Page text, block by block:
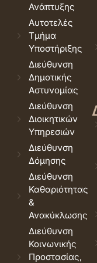
Ανάπτυξης
Αυτοτελές
Τμήμα
Υποστήριξης
Διεύθυνση
Δημοτικής
Αστυνομίας
Διεύθυνση
Διοικητικών
Υπηρεσιών
Διεύθυνση
Δόμησης
Διεύθυνση
Καθαριότητας
&
Ανακύκλωσης
Διεύθυνση
Κοινωνικής
Προστασίας,